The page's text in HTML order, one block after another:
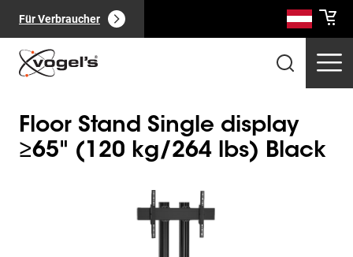
Für Verbraucher
Professionelle Produkte (0
Floor Stand Single display
≥65" (120 kg/264 lbs) Black